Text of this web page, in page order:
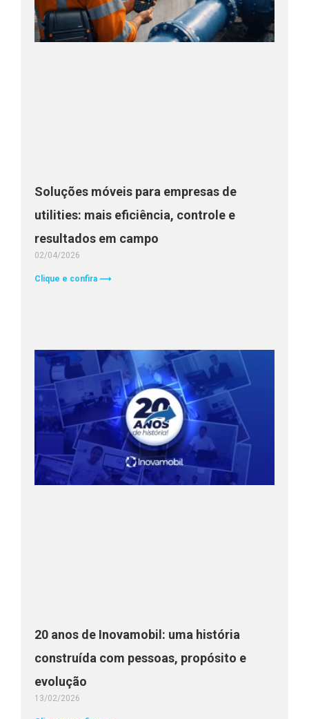
Soluções móveis para empresas de
utilities: mais eficiência, controle e
resultados em campo
02/04/2026
Clique e confira ⟶
20 anos de Inovamobil: uma história
construída com pessoas, propósito e
evolução
13/02/2026